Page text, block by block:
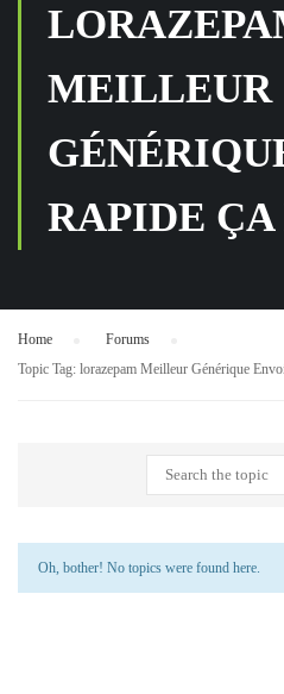
MEILLEUR
RAPIDE
Home Forums
Topic Tag: lorazepam Meilleur Générique
Oh, bother! No topics were found here.